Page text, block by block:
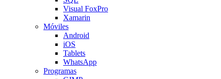
Visual FoxPro
Xamarin
Móviles
Android
iOS
Tablets
WhatsApp
Programas